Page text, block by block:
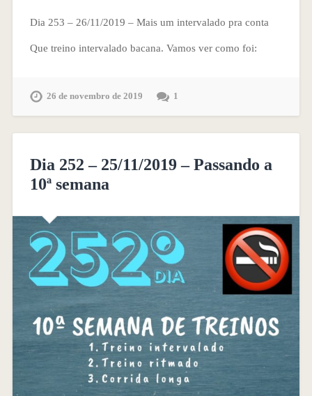
Dia 253 – 26/11/2019 – Mais um intervalado pra conta
Que treino intervalado bacana. Vamos ver como foi:
26 de novembro de 2019 1
Dia 252 – 25/11/2019 – Passando a
10ª semana